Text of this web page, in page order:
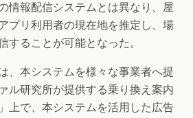
情報配信システムとは異なり、屋
プリ利用者の現在地を推定し、場
することが可能となった。
、本システムを様々な事業者へ提
ル研究所が提供する乗り換え案内
上で、本システムを活用した広告